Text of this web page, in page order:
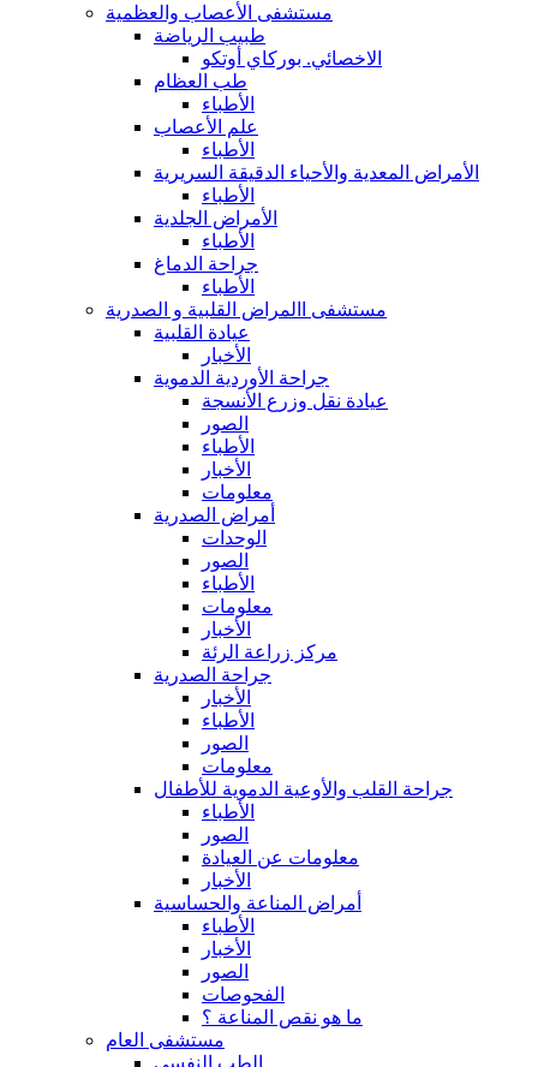
مستشفى الأعصاب والعظمية
طبيب الرياضة
الاخصائي. بوركاي أوتكو
طب العظام
الأطباء
علم الأعصاب
الأطباء
الأمراض المعدية والأحياء الدقيقة السريرية
الأطباء
الأمراض الجلدية
الأطباء
جراحة الدماغ
الأطباء
مستشفى االمراض القلبية و الصدرية
عيادة القلبية
الأخبار
جراحة الأوردية الدموية
عيادة نقل وزرع الأنسجة
الصور
الأطباء
الأخبار
معلومات
أمراض الصدرية
الوحدات
الصور
الأطباء
معلومات
الأخبار
مركز زراعة الرئة
جراحة الصدرية
الأخبار
الأطباء
الصور
معلومات
جراحة القلب والأوعية الدموية للأطفال
الأطباء
الصور
معلومات عن العيادة
الأخبار
أمراض المناعة والحساسية
الأطباء
الأخبار
الصور
الفحوصات
ما هو نقص المناعة ؟
مستشفى العام
الطب النفسي